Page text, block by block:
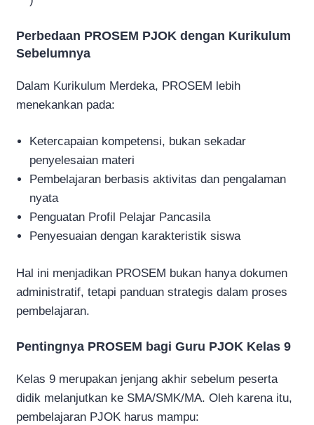
Perbedaan PROSEM PJOK dengan Kurikulum
Sebelumnya
Dalam Kurikulum Merdeka, PROSEM lebih
menekankan pada:
Ketercapaian kompetensi, bukan sekadar
penyelesaian materi
Pembelajaran berbasis aktivitas dan pengalaman
nyata
Penguatan Profil Pelajar Pancasila
Penyesuaian dengan karakteristik siswa
Hal ini menjadikan PROSEM bukan hanya dokumen
administratif, tetapi panduan strategis dalam proses
pembelajaran.
Pentingnya PROSEM bagi Guru PJOK Kelas 9
Kelas 9 merupakan jenjang akhir sebelum peserta
didik melanjutkan ke SMA/SMK/MA. Oleh karena itu,
pembelajaran PJOK harus mampu: